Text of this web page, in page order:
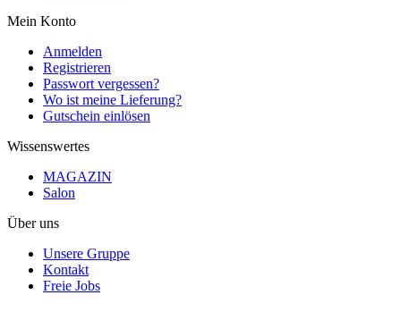
Mein Konto
Anmelden
Registrieren
Passwort vergessen?
Wo ist meine Lieferung?
Gutschein einlösen
Wissenswertes
MAGAZIN
Salon
Über uns
Unsere Gruppe
Kontakt
Freie Jobs